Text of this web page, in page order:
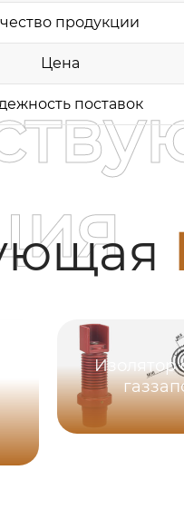
продукции
Цена
поставок
Изолятор